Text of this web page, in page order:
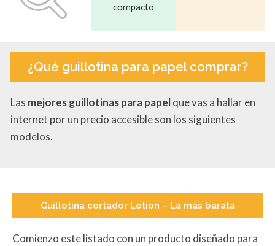
compacto
¿Qué guillotina para papel comprar?
Las mejores guillotinas para papelque vas a hallar en
internet por un precio accesible son los siguientes
modelos.
Guillotina cortador Letion – La más barata
Comienzo este listado con un producto diseñado para